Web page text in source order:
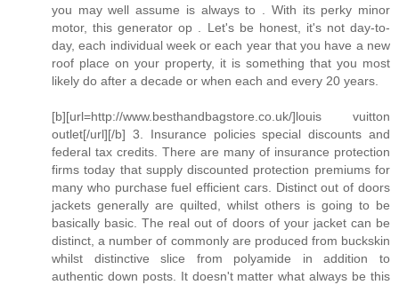
you may well assume is always to . With its perky minor
motor, this generator op . Let's be honest, it's not day-to-
day, each individual week or each year that you have a new
roof place on your property, it is something that you most
likely do after a decade or when each and every 20 years.
[b][url=http://www.besthandbagstore.co.uk/]louis vuitton
outlet[/url][/b] 3. Insurance policies special discounts and
federal tax credits. There are many of insurance protection
firms today that supply discounted protection premiums for
many who purchase fuel efficient cars. Distinct out of doors
jackets generally are quilted, whilst others is going to be
basically basic. The real out of doors of your jacket can be
distinct, a number of commonly are produced from buckskin
whilst distinctive slice from polyamide in addition to
authentic down posts. It doesn't matter what always be this